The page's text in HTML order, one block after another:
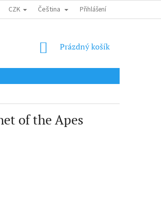
SHIPPING OBCHODNÍ PODMÍNKY
CZK Čeština Přihlášení
NÁKUPNÍ
Prázdný košík
of the Apes